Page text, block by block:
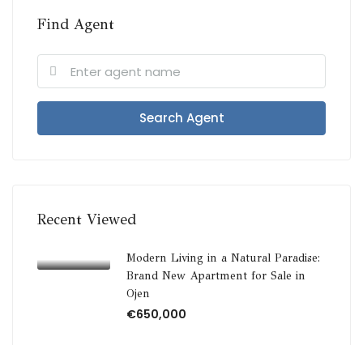
Find Agent
Search Agent
Recent Viewed
Modern Living in a Natural Paradise:
Brand New Apartment for Sale in
Ojen
€650,000